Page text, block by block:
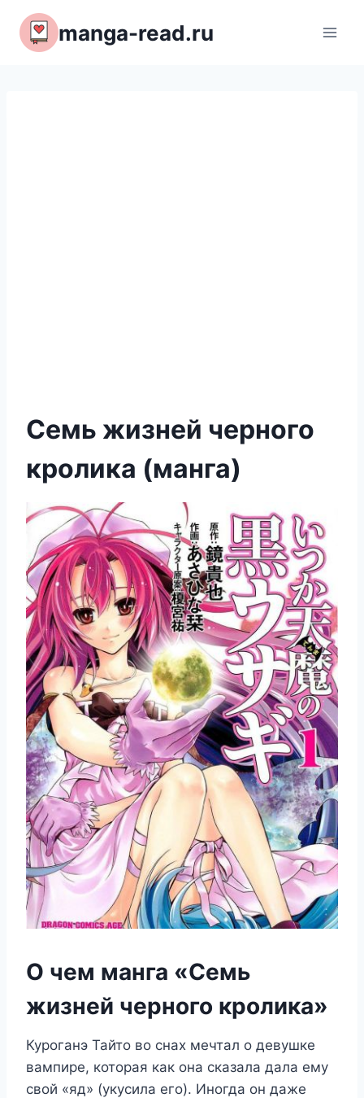
Перейти
содержимому
manga-read.ru
Семь жизней черного
кролика (манга)
О чем манга «Семь
жизней черного кролика»
Куроганэ Тайто во снах мечтал о девушке
вампире, которая как она сказала дала ему
свой «яд» (укусила его). Иногда он даже